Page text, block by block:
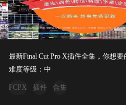
难度等级：中
FCPX 插件 合集